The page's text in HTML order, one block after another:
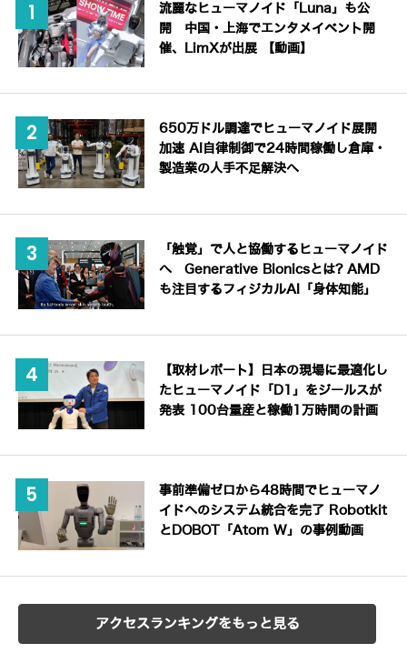
流麗なヒューマノイド「Luna」も公
開 中国・上海でエンタメイベント開
催、LimXが出展 【動画】
650万ドル調達でヒューマノイド展開
加速 AI自律制御で24時間稼働し倉庫・
製造業の人手不足解決へ
「触覚」で人と協働するヒューマノイド
へ Generative Bionicsとは? AMD
も注目するフィジカルAI「身体知能」
【取材レポート】日本の現場に最適化し
たヒューマノイド「D1」をジールスが
発表 100台量産と稼働1万時間の計画
事前準備ゼロから48時間でヒューマノ
イドへのシステム統合を完了 Robotkit
とDOBOT「Atom W」の事例動画
アクセスランキングをもっと見る